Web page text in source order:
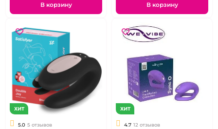
В корзину В корзину
ХИТ
5.0 5 отзывов
ХИТ
4.7 12 отзывов